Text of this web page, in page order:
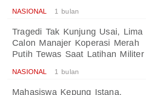
NASIONAL 1 bulan
Tragedi Tak Kunjung Usai, Lima
Calon Manajer Koperasi Merah
Putih Tewas Saat Latihan Militer
NASIONAL 1 bulan
Mahasiswa Kepung Istana,